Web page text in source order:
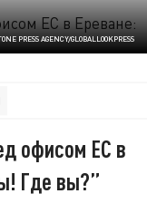
PRESS AGENCY/GLOBALLOOKPRESS
офисом ЕС в
Где вы?”